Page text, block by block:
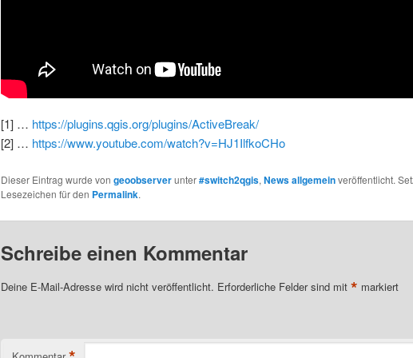
[1] … https://plugins.qgis.org/plugins/ActiveBreak/
[2] … https://www.youtube.com/watch?v=HJ1IlfkoCHo
Dieser Eintrag wurde von geoobserverunter#switch2qgis, News allgemeinveröffentlicht.
Lesezeichen für den Permalink.
Schreibe einen Kommentar
Deine E-Mail-Adresse wird nicht veröffentlicht. Erforderliche Felder sind mit * markiert